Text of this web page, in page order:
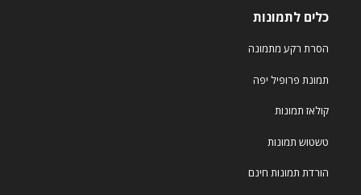
כלים לתמונות
הסרת רקע מתמונה
תמונת פרופיל יפה
קולאז תמונות
טשטוש תמונות
הורדת תמונות חינם